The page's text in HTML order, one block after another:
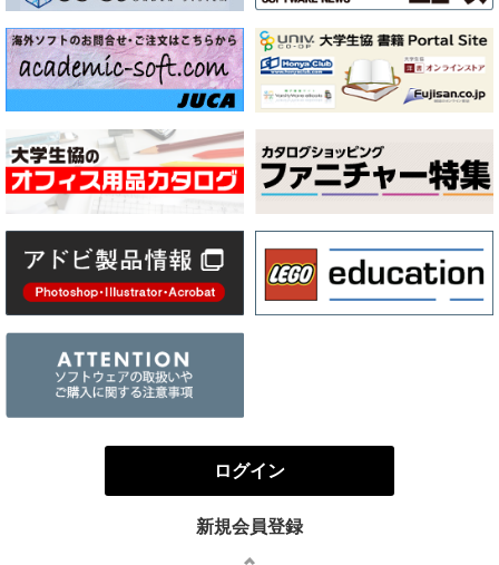
ログイン
新規会員登録